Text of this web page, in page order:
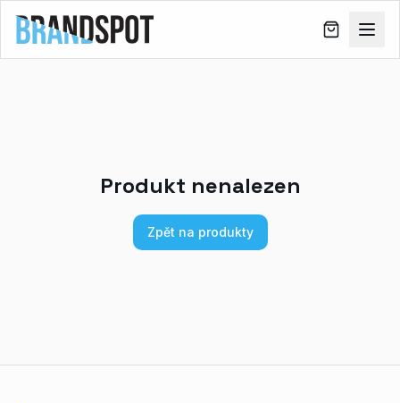
Produkt nenalezen
Zpět na produkty